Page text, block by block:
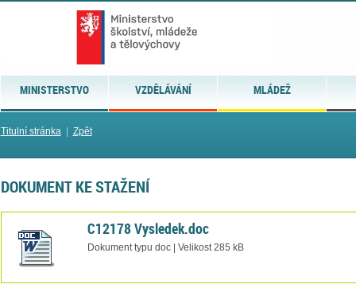
MINISTERSTVO VZDĚLÁVÁNÍ MLÁDEŽ
Titulní stránka| Zpět
DOKUMENT KE STAŽENÍ
C12178 Vysledek.doc
Dokument typu doc | Velikost 285 kB